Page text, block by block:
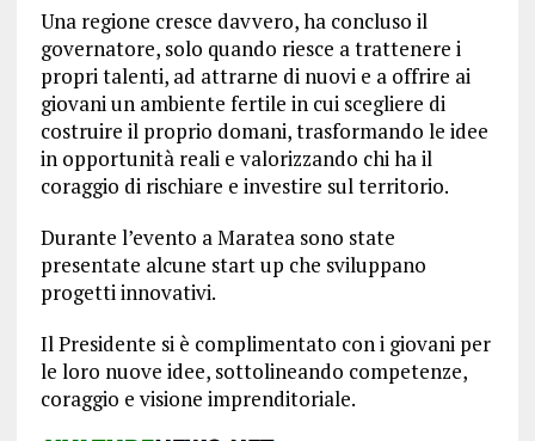
Una regione cresce davvero, ha concluso il
governatore, solo quando riesce a trattenere i
propri talenti, ad attrarne di nuovi e a offrire ai
giovani un ambiente fertile in cui scegliere di
costruire il proprio domani, trasformando le idee
in opportunità reali e valorizzando chi ha il
coraggio di rischiare e investire sul territorio.
Durante l’evento a Maratea sono state
presentate alcune start up che sviluppano
progetti innovativi.
Il Presidente si è complimentato con i giovani per
le loro nuove idee, sottolineando competenze,
coraggio e visione imprenditoriale.